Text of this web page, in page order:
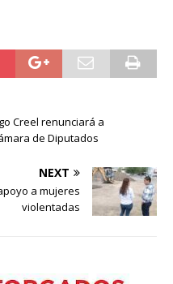
Creel renunciará a
de Diputados
NEXT
a mujeres
violentadas